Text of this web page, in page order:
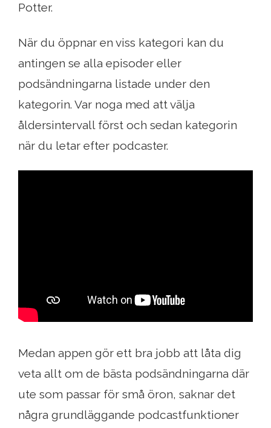
Potter.
När du öppnar en viss kategori kan du
antingen se alla episoder eller
podsändningarna listade under den
kategorin. Var noga med att välja
åldersintervall först och sedan kategorin
när du letar efter podcaster.
Medan appen gör ett bra jobb att låta dig
veta allt om de bästa podsändningarna där
ute som passar för små öron, saknar det
några grundläggande podcastfunktioner